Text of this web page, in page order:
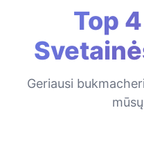
Top
Geriausi